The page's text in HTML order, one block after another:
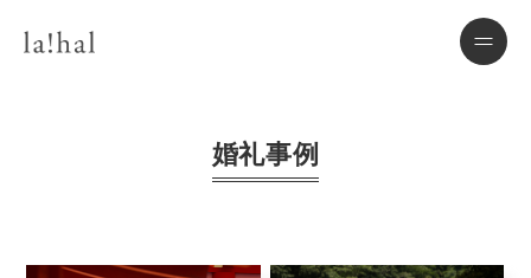
婚礼事例